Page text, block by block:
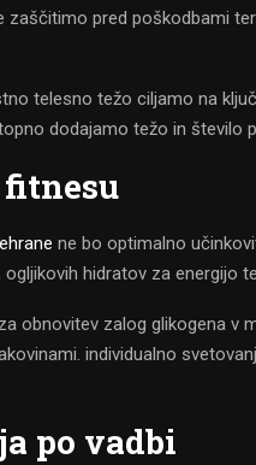
zaščitimo pred poškodbami
telesno težo ciljamo na
dodajamo težo in število
ne bo optimalno
hidratov za energijo
obnovitev zalog glikogena v
individualno
po vadbi